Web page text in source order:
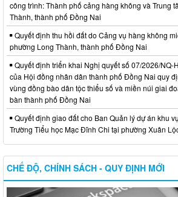
công trình: Thành phố cảng hàng không và Trung
Thành, thành phố Đồng Nai
Quyết định thu hồi đất do Cảng vụ hàng không
phường Long Thành, thành phố Đồng Nai
Quyết định triển khai Nghị quyết số 07/2026/
của Hội đồng nhân dân thành phố Đồng Nai quy
vùng đồng bào dân tộc thiểu số và miền núi giai
bàn thành phố Đồng Nai
Quyết định giao đất cho Ban Quản lý dự án khu
Trường Tiểu học Mạc Đĩnh Chi tại phường Xuân
CHẾ ĐỘ, CHÍNH SÁCH - QUY ĐỊNH MỚI